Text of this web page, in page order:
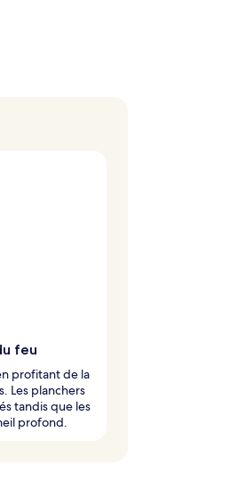
feu
profitant de la
Les planchers
tandis que les
profond.